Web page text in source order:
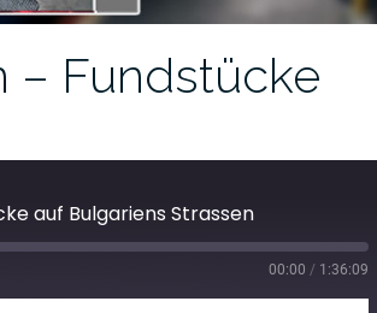
– Fundstücke
auf Bulgariens Strassen
00:00 / 1:36:09